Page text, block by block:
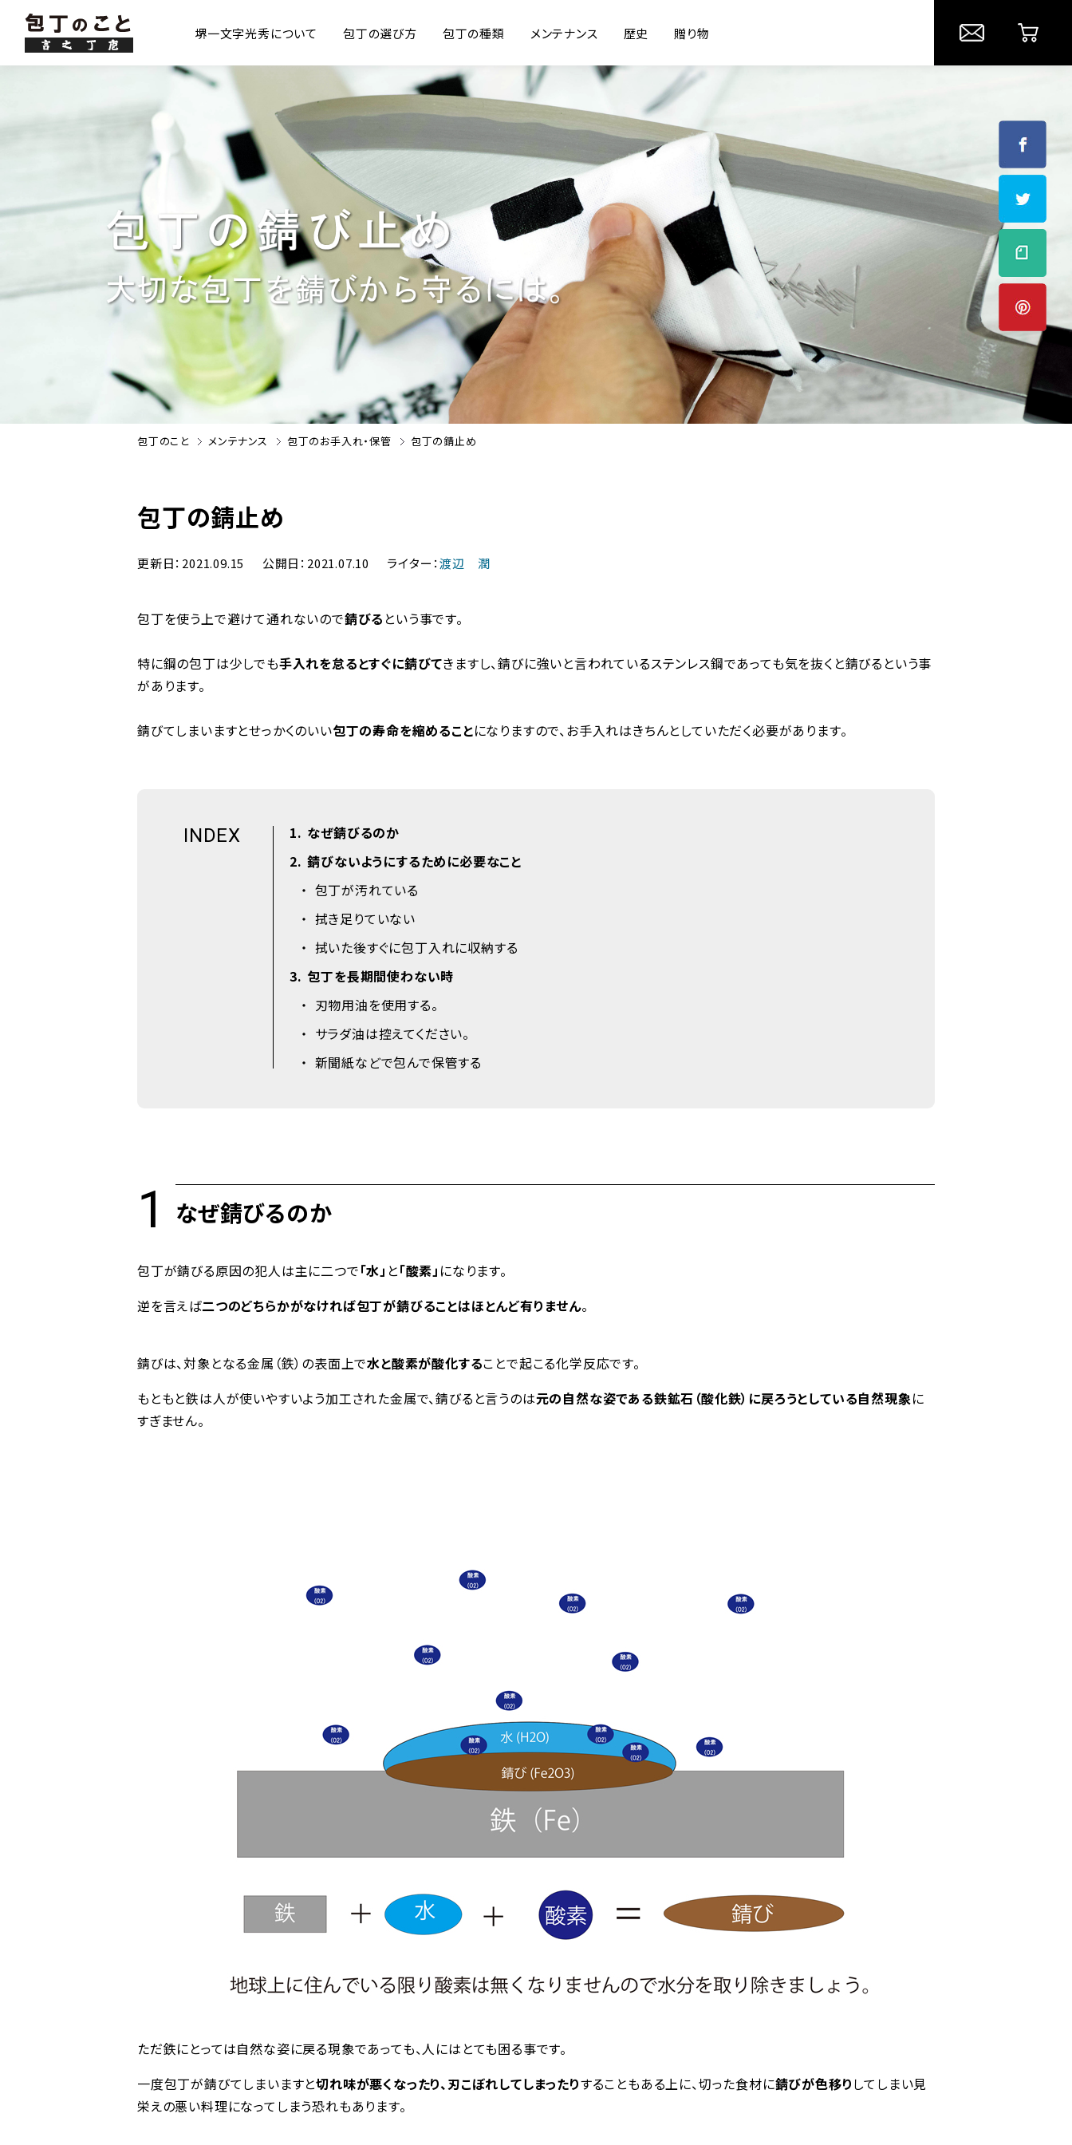
堺一文字光秀について 包丁の選び方
良い包丁を使う理由 良い包丁とは？ 素材 ステンレスの包丁について
包丁の種類
和包丁と洋包丁の違い 和包丁 洋包丁 家庭包丁
メンテナンス
切れなくなる理由 まな板 包丁のお手入れ・保管
歴史
日本刀と包丁 産地
贈り物
刃物の意味・作法 母の日 結婚祝い 引越し祝い 新築祝い
包丁のこと メンテナンス 包丁のお手入れ・保管 包丁の錆止め
包丁の錆止め
更新日 2021.09.15 公開日 2021.07.10 ライター 渡辺 潤
包丁を使う上で避けて通れないので錆びる という事です。
特に鋼の包丁は少しでも手入れを怠るとすぐに錆びてきますし、錆びに強いと言われているステンレス鋼であっても気を抜くと錆びるという事
があります。
錆びてしまいますとせっかくのいい包丁の寿命を縮めることになりますので、お手入れはきちんとしていただく必要があります。
INDEX 1
なぜ錆びるのか
2 錆びないようにするために必要なこと
包丁が汚れている
拭き足りていない
拭いた後すぐに包丁入れに収納する
3 包丁を長期間使わない時
刃物用油を使用する。
サラダ油は控えてください。
新聞紙などで包んで保管する
なぜ錆びるのか
包丁が錆びる原因の犯人は主に二つで「水」 と「酸素」 になります。
逆を言えば二つのどちらかがなければ包丁が錆びることはほとんど有りません。
錆びは、対象となる金属（鉄）の表面上で水と酸素が酸化することで起こる化学反応です。
もともと鉄は人が使いやすいよう加工された金属で、錆びると言うのは元の自然な姿である鉄鉱石（酸化鉄）に戻ろうとしている自然現象に
すぎません。
ただ鉄にとっては自然な姿に戻る現象であっても、人にはとても困る事です。
一度包丁が錆びてしまいますと切れ味が悪くなったり、刃こぼれしてしまったりすることもある上に、切った食材に錆びが色移りしてしまい見
栄えの悪い料理になってしまう恐れもあります。